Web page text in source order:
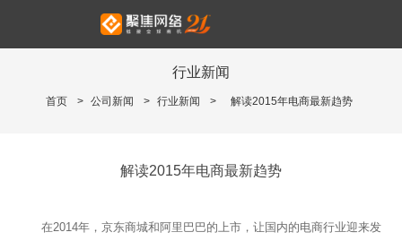
行业新闻
首页 > 公司新闻 > 行业新闻 > 解读2015年电商最新趋势
解读2015年电商最新趋势
在2014年，京东商城和阿里巴巴的上市，让国内的电商行业迎来发